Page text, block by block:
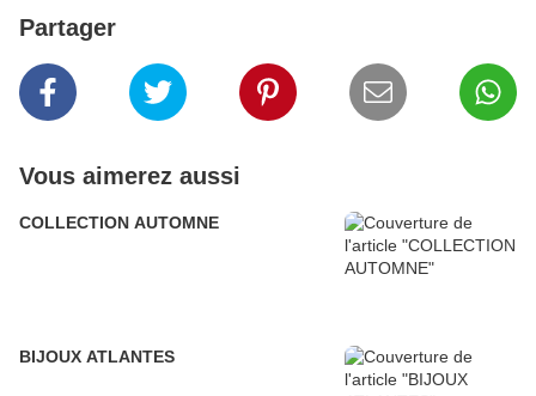
Partager
Vous aimerez aussi
COLLECTION AUTOMNE
BIJOUX ATLANTES